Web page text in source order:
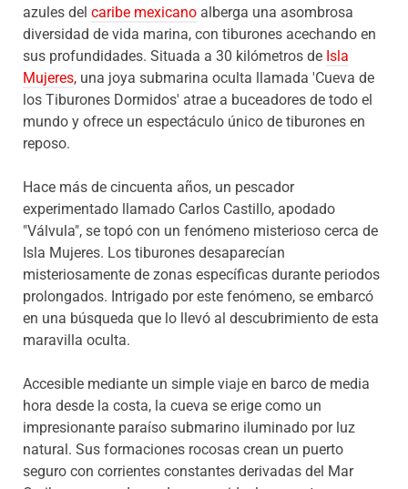
azules del caribe mexicano alberga una asombrosa
diversidad de vida marina, con tiburones acechando en
sus profundidades. Situada a 30 kilómetros de Isla
Mujeres, una joya submarina oculta llamada 'Cueva de
los Tiburones Dormidos' atrae a buceadores de todo el
mundo y ofrece un espectáculo único de tiburones en
reposo.
Hace más de cincuenta años, un pescador
experimentado llamado Carlos Castillo, apodado
"Válvula", se topó con un fenómeno misterioso cerca de
Isla Mujeres. Los tiburones desaparecían
misteriosamente de zonas específicas durante periodos
prolongados. Intrigado por este fenómeno, se embarcó
en una búsqueda que lo llevó al descubrimiento de esta
maravilla oculta.
Accesible mediante un simple viaje en barco de media
hora desde la costa, la cueva se erige como un
impresionante paraíso submarino iluminado por luz
natural. Sus formaciones rocosas crean un puerto
seguro con corrientes constantes derivadas del Mar